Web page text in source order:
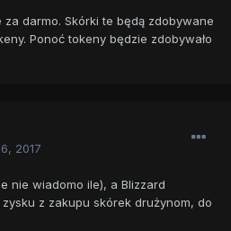
darmo. Skórki te będą zdobywane
Ponoć tokeny będzie zdobywało
2017
nie wiadomo ile), a Blizzard
z zakupu skórek drużynom, do